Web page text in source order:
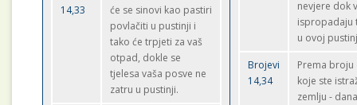
14,33
će se sinovi kao pastiri
povlačiti u pustinji i
tako će trpjeti za vaš
otpad, dokle se
tjelesa vaša posve ne
zatru u pustinji.
nevjere dok
ispropadaju
u ovoj
Brojevi
14,34
Prema broju
koje ste
zemlju -